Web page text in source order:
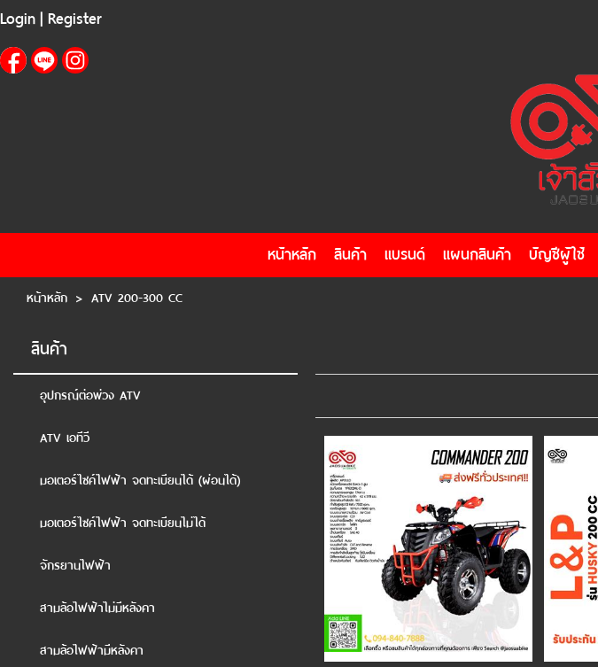
Login| Register
หน้าหลัก สินค้า แบรนด์ แผนกสินค้า บัญชีผู้ใช้
หน้าหลัก > ATV 200-300 CC
สินค้า
อุปกรณ์ต่อพ่วง ATV
ATV เอทีวี
มอเตอร์ไซค์ไฟฟ้า จดทะเบียนได้ (ผ่อนได้)
มอเตอร์ไซค์ไฟฟ้า จดทะเบียนไม่ได้
จักรยานไฟฟ้า
สามล้อไฟฟ้าไม่มีหลังคา
สามล้อไฟฟ้ามีหลังคา